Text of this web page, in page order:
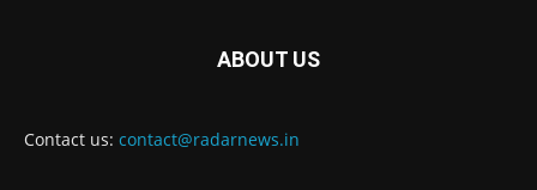
ABOUT US
Contact us: contact@radarnews.in